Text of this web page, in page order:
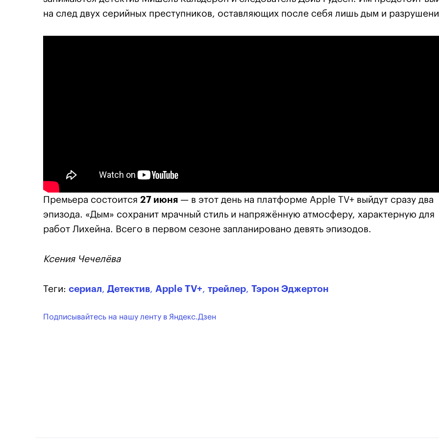
на след двух серийных преступников, оставляющих после себя лишь дым и
Премьера состоится 27 июня — в этот день на платформе Apple TV+ выйдут сразу два
эпизода. «Дым» сохранит мрачный стиль и напряжённую атмосферу, характерную для
работ Лихейна. Всего в первом сезоне запланировано девять эпизодов.
Ксения Чечелёва
Теги: сериал, Детектив, Apple TV+, трейлер, Тэрон Эджертон
Подписывайтесь на нашу ленту в Яндекс.Дзен